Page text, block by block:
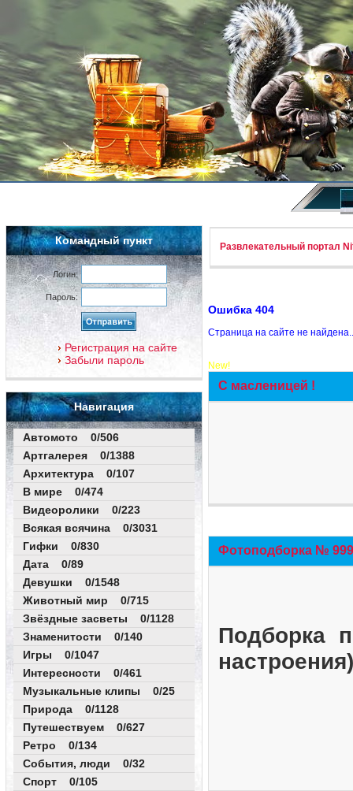
Командный пункт
Логин:
Пароль:
Регистрация на сайте
Забыли пароль
Навигация
Автомото 0/506
Артгалерея 0/1388
Архитектура 0/107
В мире 0/474
Видеоролики 0/223
Всякая всячина 0/3031
Гифки 0/830
Дата 0/89
Девушки 0/1548
Животный мир 0/715
Звёздные засветы 0/1128
Знаменитости 0/140
Игры 0/1047
Интересности 0/461
Музыкальные клипы 0/25
Природа 0/1128
Путешествуем 0/627
Ретро 0/134
События, люди 0/32
Спорт 0/105
Развлекательный портал
Ошибка 404
Страница на сайте не
New!
С масленицей !
Фотоподборка №
Подборка